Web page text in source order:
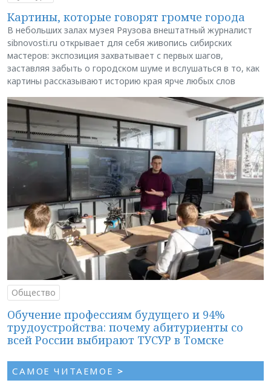
Картины, которые говорят громче города
В небольших залах музея Ряузова внештатный журналист
sibnovosti.ru открывает для себя живопись сибирских
мастеров: экспозиция захватывает с первых шагов,
заставляя забыть о городском шуме и вслушаться в то, как
картины рассказывают историю края ярче любых слов
Общество
Обучение профессиям будущего и 94%
трудоустройства: почему абитуриенты со
всей России выбирают ТУСУР в Томске
САМОЕ ЧИТАЕМОЕ >